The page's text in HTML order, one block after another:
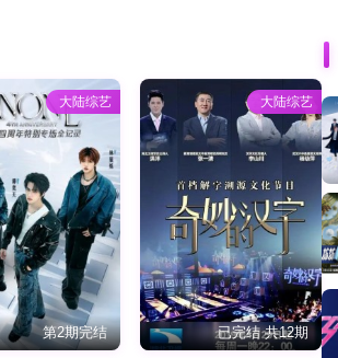
大陆综艺
第2期完结
大陆综艺
已完结 共12期